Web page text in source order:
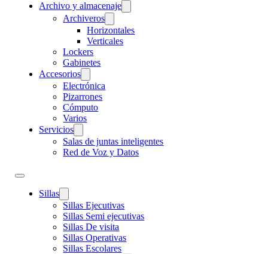
Archivo y almacenaje
Archiveros
Horizontales
Verticales
Lockers
Gabinetes
Accesorios
Electrónica
Pizarrones
Cómputo
Varios
Servicios
Salas de juntas inteligentes
Red de Voz y Datos
Sillas
Sillas Ejecutivas
Sillas Semi ejecutivas
Sillas De visita
Sillas Operativas
Sillas Escolares